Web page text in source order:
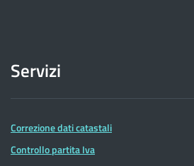
Servizi
Correzione dati catastali
Controllo partita Iva